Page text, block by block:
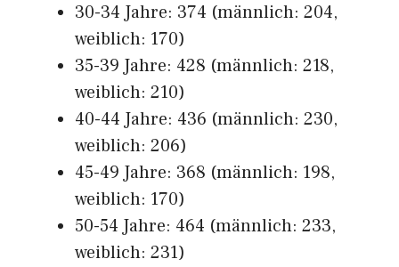
30-34 Jahre: 374 (männlich: 204,
weiblich: 170)
35-39 Jahre: 428 (männlich: 218,
weiblich: 210)
40-44 Jahre: 436 (männlich: 230,
weiblich: 206)
45-49 Jahre: 368 (männlich: 198,
weiblich: 170)
50-54 Jahre: 464 (männlich: 233,
weiblich: 231)